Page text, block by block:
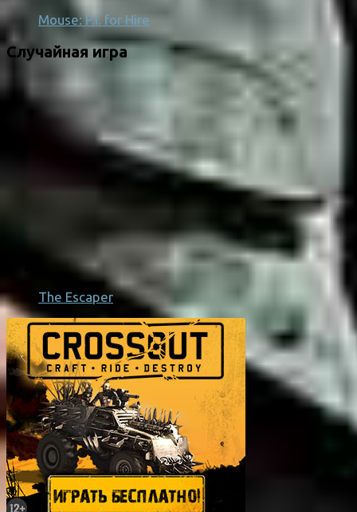
Mouse: P.I. for Hire
Случайная игра
The Escaper